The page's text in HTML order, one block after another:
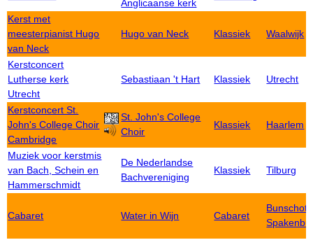
Anglicaanse kerk
Kerst met
meesterpianist Hugo
van Neck
Hugo van Neck Klassiek Waalwijk
Kerstconcert
Lutherse kerk
Utrecht
Sebastiaan 't Hart Klassiek Utrecht
Kerstconcert St.
John's College Choir
Cambridge
St. John's College
Choir
Klassiek Haarlem
Muziek voor kerstmis
van Bach, Schein en
Hammerschmidt
De Nederlandse
Bachvereniging
Klassiek Tilburg
Cabaret Water in Wijn Cabaret